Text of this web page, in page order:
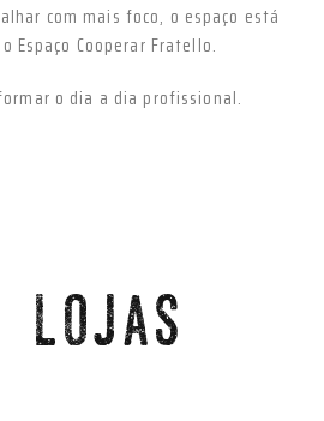
com mais foco, o espaço está
Cooperar Fratello.
o dia a dia profissional.
LOJAS